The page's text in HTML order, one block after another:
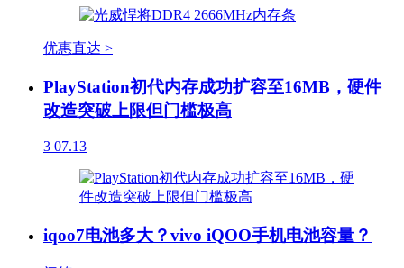
优惠直达 >
PlayStation初代内存成功扩容至16MB，硬件
改造突破上限但门槛极高
3 07.13
iqoo7电池多大？vivo iQOO手机电池容量？